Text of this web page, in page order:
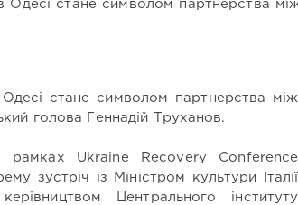
Одесі стане символом партнерства між
голова Геннадій Труханов.
рамках Ukraine Recovery Conference
зустріч із Міністром культури Італії
Центрального інституту